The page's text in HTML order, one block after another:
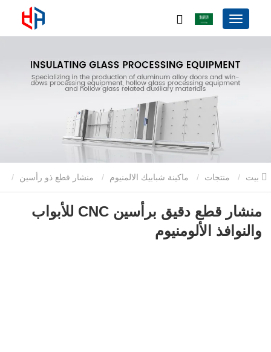
منتجات ماكينة شبابيك الالمنيوم منشار قطع ذو رأسين
منشار قطع دقيق برأسين CNC للأبواب والنوافذ الألومنيوم
منشار قطع دقيق برأسين CNC للأبواب
والنوافذ الألومنيوم